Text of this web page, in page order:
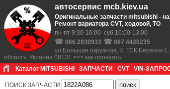
автосервис mcb.kiev.ua
Оригинальные запчасти mitsubishi -
Ремонт вариатора CVT, ходовой, ТО
пн-пт 9:30-16:00 суб 10:00-13:00
☎ 066 2930933 ☎ 067 4420235
ул.Большая окружная, 4, ГСК Березка-
область, Украина 08131 >>> как проехать
Каталог MITSUBISHI
ЗАПЧАСТИ CVT VIN-
ПОИСК ЗАПЧАСТИ